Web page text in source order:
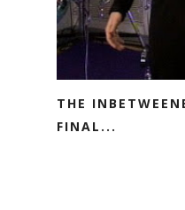
THE
FINAL...